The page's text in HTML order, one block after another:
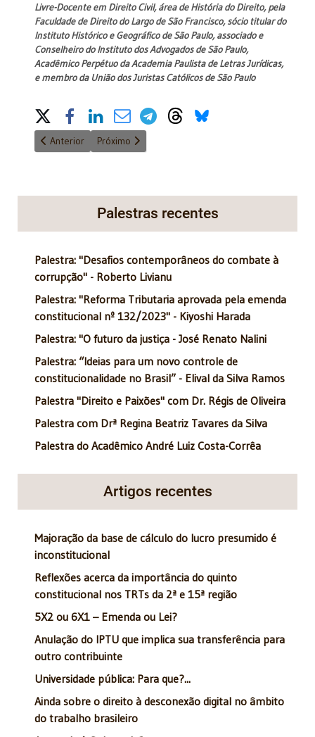
Livre-Docente em Direito Civil, área de História do Direito, pela
Faculdade de Direito do Largo de São Francisco, sócio titular do
Instituto Histórico e Geográfico de São Paulo, associado e
Conselheiro do Instituto dos Advogados de São Paulo,
Acadêmico Perpétuo da Academia Paulista de Letras Jurídicas,
e membro da União dos Juristas Católicos de São Paulo
Share on Social Media
Artigo anterior: Natal: o sentido da vida
Anterior Próximo artigo: O presidente Michel Temer
Próximo
Palestras recentes
Palestra: "Desafios contemporâneos do combate à
corrupção" - Roberto Livianu
Palestra: "Reforma Tributaria aprovada pela emenda
constitucional nº 132/2023" - Kiyoshi Harada
Palestra: "O futuro da justiça - José Renato Nalini
Palestra: “Ideias para um novo controle de
constitucionalidade no Brasil” - Elival da Silva Ramos
Palestra "Direito e Paixões" com Dr. Régis de Oliveira
Palestra com Drª Regina Beatriz Tavares da Silva
Palestra do Acadêmico André Luiz Costa-Corrêa
Artigos recentes
Majoração da base de cálculo do lucro presumido é
inconstitucional
Reflexões acerca da importância do quinto
constitucional nos TRTs da 2ª e 15ª região
5X2 ou 6X1 – Emenda ou Lei?
Anulação do IPTU que implica sua transferência para
outro contribuinte
Universidade pública: Para que?...
Ainda sobre o direito à desconexão digital no âmbito
do trabalho brasileiro